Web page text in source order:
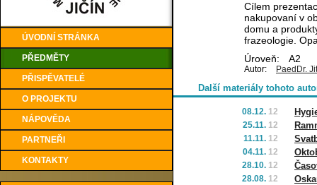
ÚVODNÍ STRÁNKA
PŘEDMĚTY
PŘISPĚVATELÉ
O PROJEKTU
NÁPOVĚDA
PARTNEŘI
KONTAKTY
Cílem
nakupovaní v
domu a
frazeologie.
Úroveň:
A2
Autor: PaedDr.
Další materiály tohoto
08.12. 12
25.11. 12
11.11. 12
04.11. 12
28.10. 12
28.08. 12